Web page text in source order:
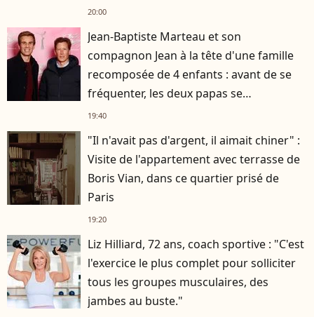
s'est occupée de tout
20:00
Jean-Baptiste Marteau et son
compagnon Jean à la tête d'une famille
recomposée de 4 enfants : avant de se
fréquenter, les deux papas se
connaissaient depuis des années
19:40
"Il n'avait pas d'argent, il aimait chiner" :
Visite de l'appartement avec terrasse de
Boris Vian, dans ce quartier prisé de
Paris
19:20
Liz Hilliard, 72 ans, coach sportive : "C'est
l'exercice le plus complet pour solliciter
tous les groupes musculaires, des
jambes au buste."